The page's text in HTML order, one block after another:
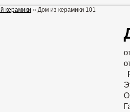
керамики » Дом из керамики 101